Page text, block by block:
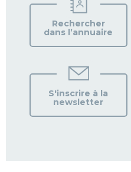
Rechercher
dans l’annuaire
S'inscrire à la
newsletter